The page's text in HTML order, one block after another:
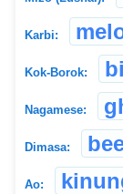
Karbi:
Kok-Borok:
Nagamese:
Dimasa:
Ao: